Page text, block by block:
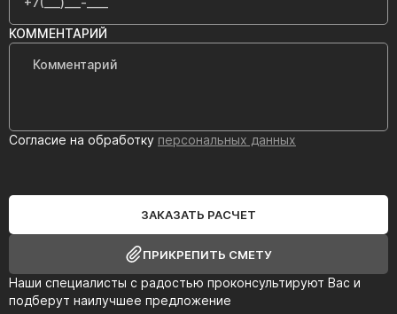
Наши специалисты с радостью проконсультируют Вас и
подберут наилучшее предложение
КОММЕНТАРИЙ
Согласие на обработку персональных данных
ЗАКАЗАТЬ РАСЧЕТ
ПРИКРЕПИТЬ СМЕТУ